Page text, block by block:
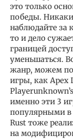
это только
победы.
наблюдайте за
то и дело
границей
уменьшаться.
жанр, можем
игры, как Apex
именно эти 3
популярными в
Rust тоже
на